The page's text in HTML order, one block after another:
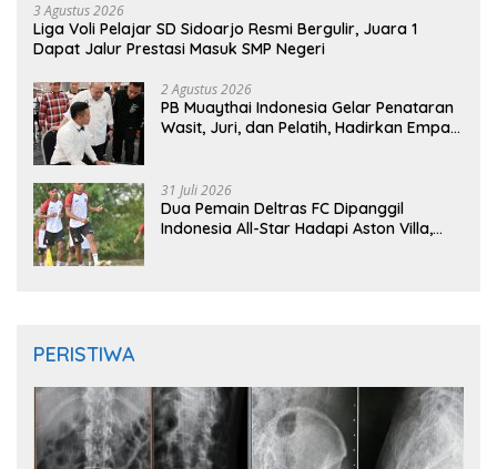
3 Agustus 2026
Liga Voli Pelajar SD Sidoarjo Resmi Bergulir, Juara 1
Dapat Jalur Prestasi Masuk SMP Negeri
2 Agustus 2026
PB Muaythai Indonesia Gelar Penataran
Wasit, Juri, dan Pelatih, Hadirkan Empat
31 Juli 2026
Dua Pemain Deltras FC Dipanggil
Indonesia All-Star Hadapi Aston Villa,
PERISTIWA